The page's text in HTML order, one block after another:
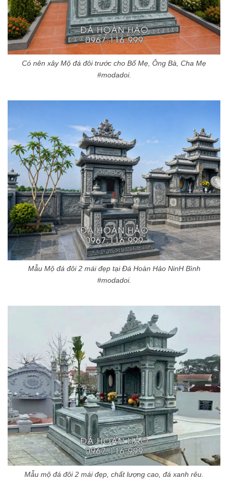
Có nên xây Mộ đá đôi trước cho Bố Mẹ, Ông Bà, Cha Mẹ
#modadoi.
Mẫu Mộ đá đôi 2 mái đẹp tại Đá Hoàn Hảo NinH Bình
#modadoi.
Mẫu mộ đá đôi 2 mái đẹp, chất lượng cao, đá xanh rêu.